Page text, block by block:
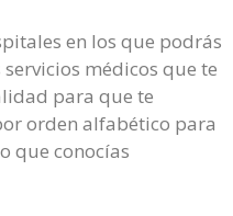
en los que podrás
médicos que te
para que te
orden alfabético para
que conocías